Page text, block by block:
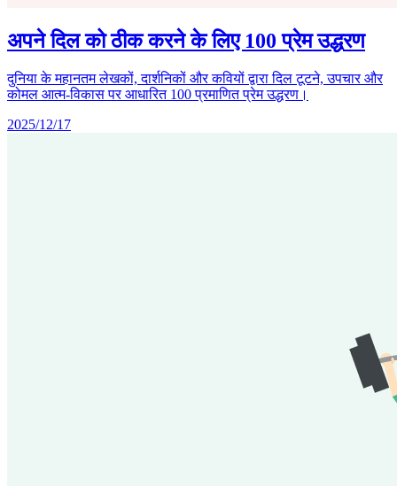
अपने दिल को ठीक करने के लिए 100 प्रेम उद्धरण
दुनिया के महानतम लेखकों, दार्शनिकों और कवियों द्वारा दिल टूटने, उपचार और
कोमल आत्म-विकास पर आधारित 100 प्रमाणित प्रेम उद्धरण।
2025/12/17